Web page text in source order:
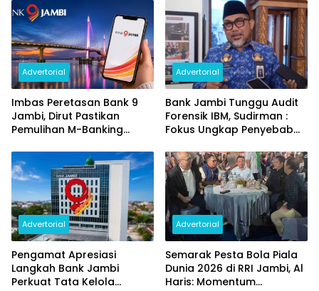
dan Perubahan PIN Daerah
Advertorial
Imbas Peretasan Bank 9
Jambi, Dirut Pastikan
Pemulihan M-Banking
Advertorial
Bank Jambi Tunggu Audit
Forensik IBM, Sudirman :
Fokus Ungkap Penyebab
Rp144 Miliar
Advertorial
Pengamat Apresiasi
Langkah Bank Jambi
Perkuat Tata Kelola
Advertorial
Semarak Pesta Bola Piala
Dunia 2026 di RRI Jambi, Al
Haris: Momentum